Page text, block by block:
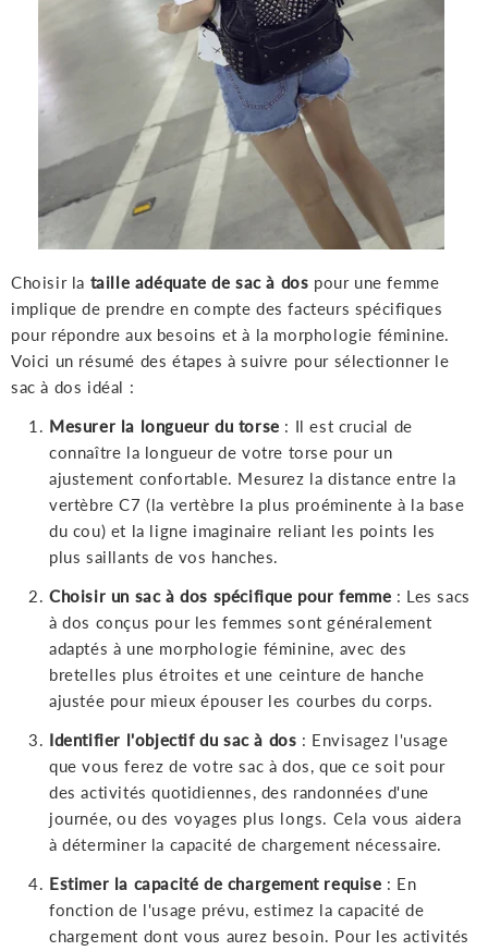
Choisir la taille adéquate de sac à dos pour une femme
implique de prendre en compte des facteurs spécifiques
pour répondre aux besoins et à la morphologie féminine.
Voici un résumé des étapes à suivre pour sélectionner le
sac à dos idéal :
Mesurer la longueur du torse : Il est crucial de
connaître la longueur de votre torse pour un
ajustement confortable. Mesurez la distance entre la
vertèbre C7 (la vertèbre la plus proéminente à la base
du cou) et la ligne imaginaire reliant les points les
plus saillants de vos hanches.
Choisir un sac à dos spécifique pour femme : Les sacs
à dos conçus pour les femmes sont généralement
adaptés à une morphologie féminine, avec des
bretelles plus étroites et une ceinture de hanche
ajustée pour mieux épouser les courbes du corps.
Identifier l'objectif du sac à dos : Envisagez l'usage
que vous ferez de votre sac à dos, que ce soit pour
des activités quotidiennes, des randonnées d'une
journée, ou des voyages plus longs. Cela vous aidera
à déterminer la capacité de chargement nécessaire.
Estimer la capacité de chargement requise : En
fonction de l'usage prévu, estimez la capacité de
chargement dont vous aurez besoin. Pour les activités